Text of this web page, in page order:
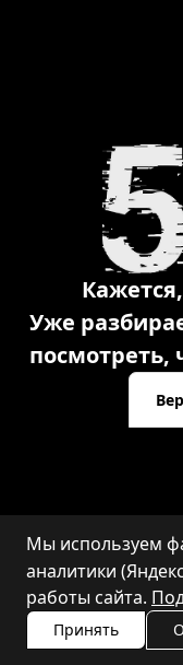
Уже
посмотреть,
Мы используем
аналитики
работы сайта.
Принять